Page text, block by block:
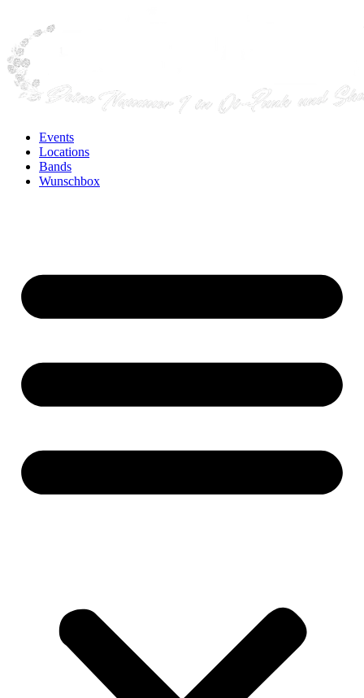
Events
Locations
Bands
Wunschbox